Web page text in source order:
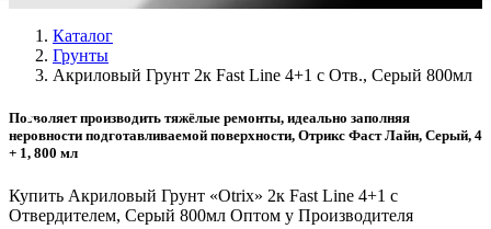
Каталог
Грунты
Акриловый Грунт 2к Fast Line 4+1 с Отв., Серый 800мл
Позволяет производить тяжёлые ремонты, идеально заполняя
неровности подготавливаемой поверхности, Отрикс Фаст Лайн, Серый, 4
+ 1, 800 мл
Купить Акриловый Грунт «Otrix» 2к Fast Line 4+1 с
Отвердителем, Серый 800мл Оптом у Производителя